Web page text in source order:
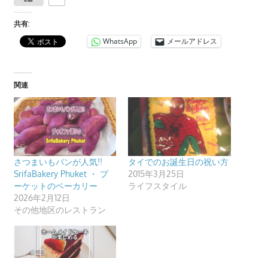
共有:
WhatsApp メールアドレス
関連
さつまいもパンが人気!!
SrifaBakery Phuket ・ プ
ーケットのベーカリー
2026年2月12日
その他地区のレストラン
タイでのお誕生日の祝い方
2015年3月25日
ライフスタイル